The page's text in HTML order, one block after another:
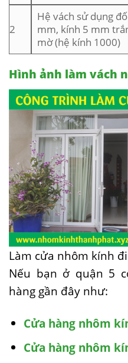
2
Hệ vách sử dụng
mm, kính 5 mm
mờ (hệ kính 1000)
Hình ảnh làm vách
Làm cửa nhôm kính
Nếu bạn ở quận 5
hàng gần đây như:
Cửa hàng nhôm
Cửa hàng nhôm